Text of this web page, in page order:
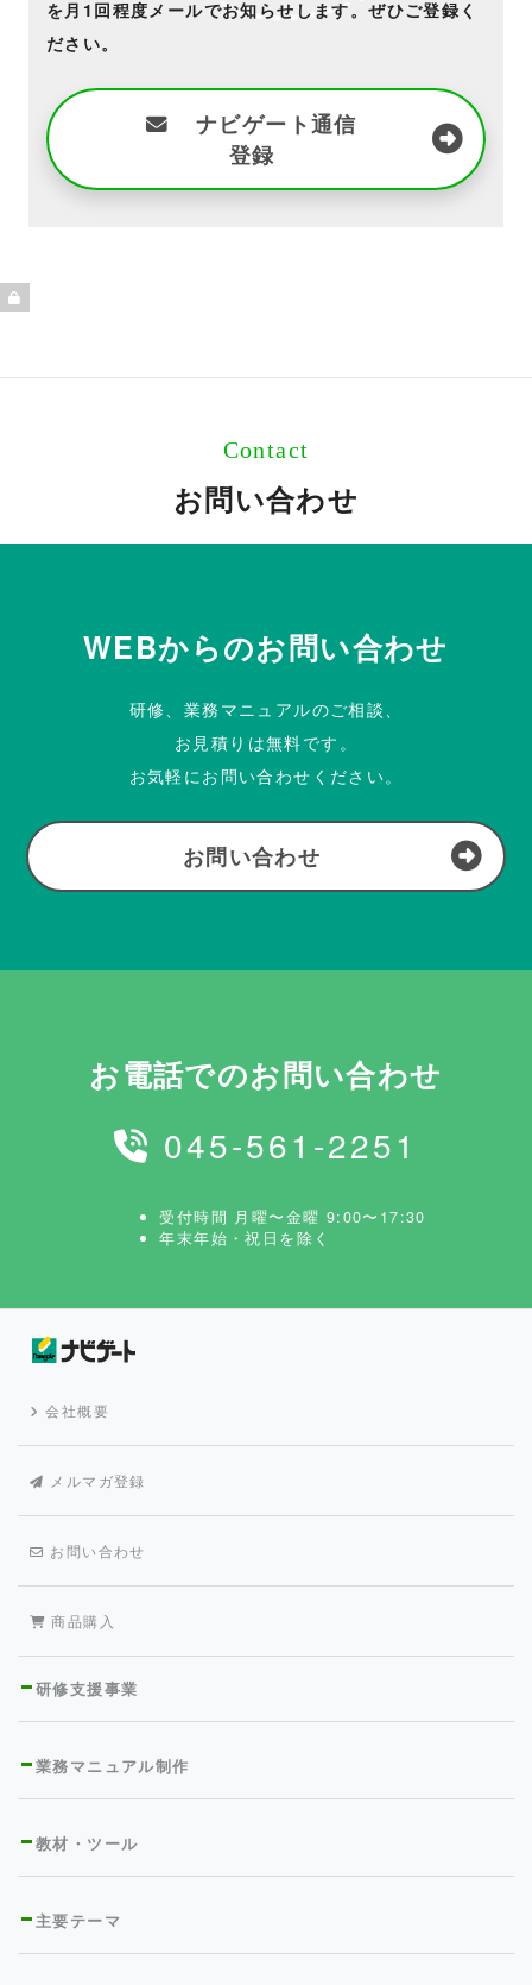
を月1回程度メールでお知らせします。ぜひご登録く
ださい。
ナビゲート通信
登録
Contact
お問い合わせ
WEBからのお問い合わせ
研修、業務マニュアルのご相談、
お見積りは無料です。
お気軽にお問い合わせください。
お問い合わせ
お電話でのお問い合わせ
045-561-2251
受付時間 月曜〜金曜 9:00〜17:30
年末年始・祝日を除く
会社概要
メルマガ登録
お問い合わせ
商品購入
研修支援事業
業務マニュアル制作
教材・ツール
主要テーマ